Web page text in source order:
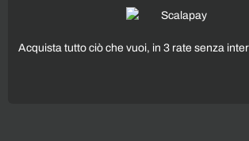
Acquista tutto ciò che vuoi, in 3 rate senza